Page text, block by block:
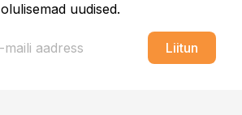
olulisemad uudised.
Liitun